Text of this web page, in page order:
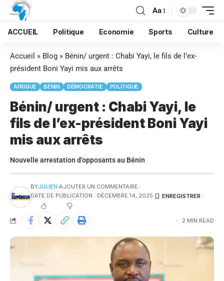
Aa
ACCUEIL Politique Economie Sports Culture
Accueil » Blog » Bénin/ urgent : Chabi Yayi, le fils de l’ex-
président Boni Yayi mis aux arrêts
AFRIQUE BÉNIN DÉMOCRATIE POLITIQUE
Bénin/ urgent : Chabi Yayi, le
fils de l’ex-président Boni Yayi
mis aux arrêts
Nouvelle arrestation d'opposants au Bénin
BYJULIEN AJOUTER UN COMMENTAIRE
DATE DE PUBLICATION : DÉCEMBRE 14, 2025
2 MIN READ